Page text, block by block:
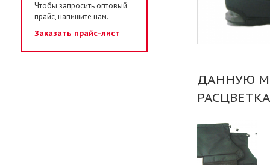
Чтобы запросить оптовый
прайс, напишите нам.
Заказать прайс-лист